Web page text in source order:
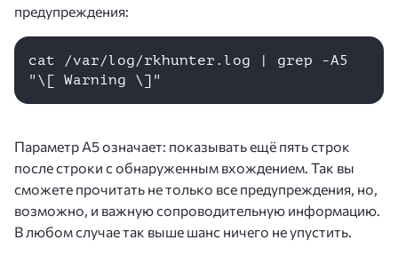
предупреждения:
cat /var/log/rkhunter.log | grep -A5
"\[ Warning \]"
Параметр A5 означает: показывать ещё пять строк
после строки с обнаруженным вхождением. Так вы
сможете прочитать не только все предупреждения, но,
возможно, и важную сопроводительную информацию.
В любом случае так выше шанс ничего не упустить.